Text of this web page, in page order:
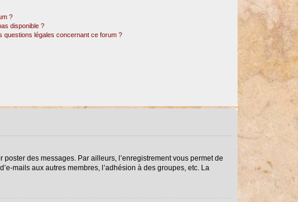
?
disponible ?
questions légales concernant ce forum ?
des messages. Par ailleurs, l’enregistrement vous permet de
mails aux autres membres, l’adhésion à des groupes, etc. La